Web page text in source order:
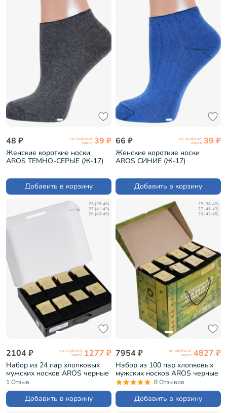
48 ₽ по клубной
карте 39 ₽
Женские короткие носки
AROS ТЕМНО-СЕРЫЕ (Ж-17)
Добавить в корзину
66 ₽ по клубной
карте 39 ₽
Женские короткие носки
AROS СИНИЕ (Ж-17)
Добавить в корзину
25 (38-40)
27 (41-43)
29 (43-45)
2104 ₽ по клубной
карте 1277 ₽
Набор из 24 пар хлопковых
мужских носков AROS черные
(Н24А-100)
1 Отзыв
Добавить в корзину
25 (38-40)
27 (41-43)
29 (43-45)
7954 ₽ по клубной
карте 4827 ₽
Набор из 100 пар хлопковых
мужских носков AROS черные
(НА-100)
8 Отзывов
Добавить в корзину